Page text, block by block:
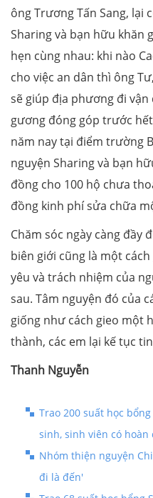
ông Trương Tấn Sang, lại
Sharing và bạn hữu khăn
hẹn cùng nhau: khi nào
cho việc an dân thì ông
sẽ giúp địa phương đi
gương đóng góp trước
năm nay tại điểm trường
nguyện Sharing và bạn
đồng cho 100 hộ chưa
đồng kinh phí sửa chữa
Chăm sóc ngày càng đầy
biên giới cũng là một
yêu và trách nhiệm của
sau. Tâm nguyện đó của
giống như cách gieo một
thành, các em lại kế tục
Thanh Nguyễn
Trao 200 suất học
sinh, sinh viên có hoàn
Nhóm thiện nguyện
đi là đến'